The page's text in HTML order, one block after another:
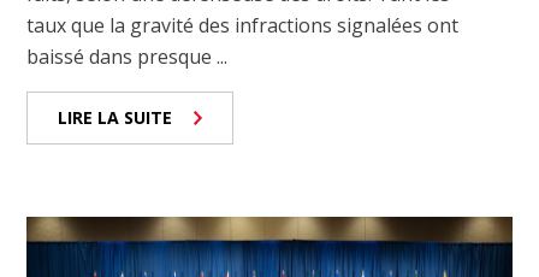
taux que la gravité des infractions signalées ont
baissé dans presque ...
LIRE LA SUITE